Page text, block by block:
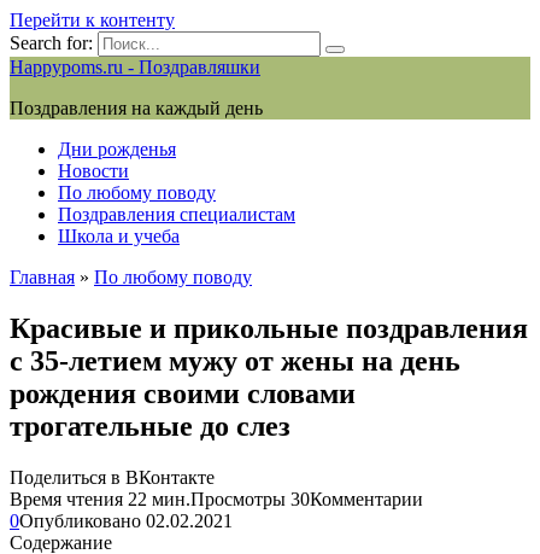
Перейти к контенту
Search for:
Happypoms.ru - Поздравляшки
Поздравления на каждый день
Дни рожденья
Новости
По любому поводу
Поздравления специалистам
Школа и учеба
Главная » По любому поводу
Красивые и прикольные поздравления
с 35-летием мужу от жены на день
рождения своими словами
трогательные до слез
Поделиться в ВКонтакте
Время чтения 22 мин.Просмотры 30Комментарии
0Опубликовано 02.02.2021
Содержание